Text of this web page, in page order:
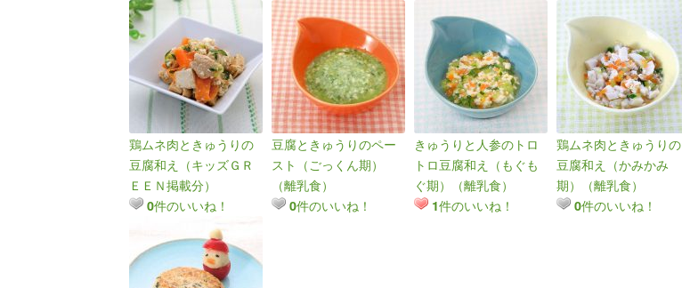
鶏ムネ肉ときゅうりの
豆腐和え（キッズＧＲ
ＥＥＮ掲載分）
0件のいいね！
豆腐ときゅうりのペー
スト（ごっくん期）
（離乳食）
0件のいいね！
きゅうりと人参のトロ
トロ豆腐和え（もぐも
ぐ期）（離乳食）
1件のいいね！
鶏ムネ肉ときゅうりの
豆腐和え（かみかみ
期）（離乳食）
0件のいいね！